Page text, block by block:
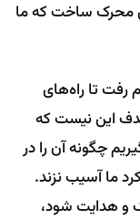
محرک ساخت که ما
رفت تا راه‌های
این نیست که
چگونه آن را در
ما آسیب نزند.
و هدایت شود،